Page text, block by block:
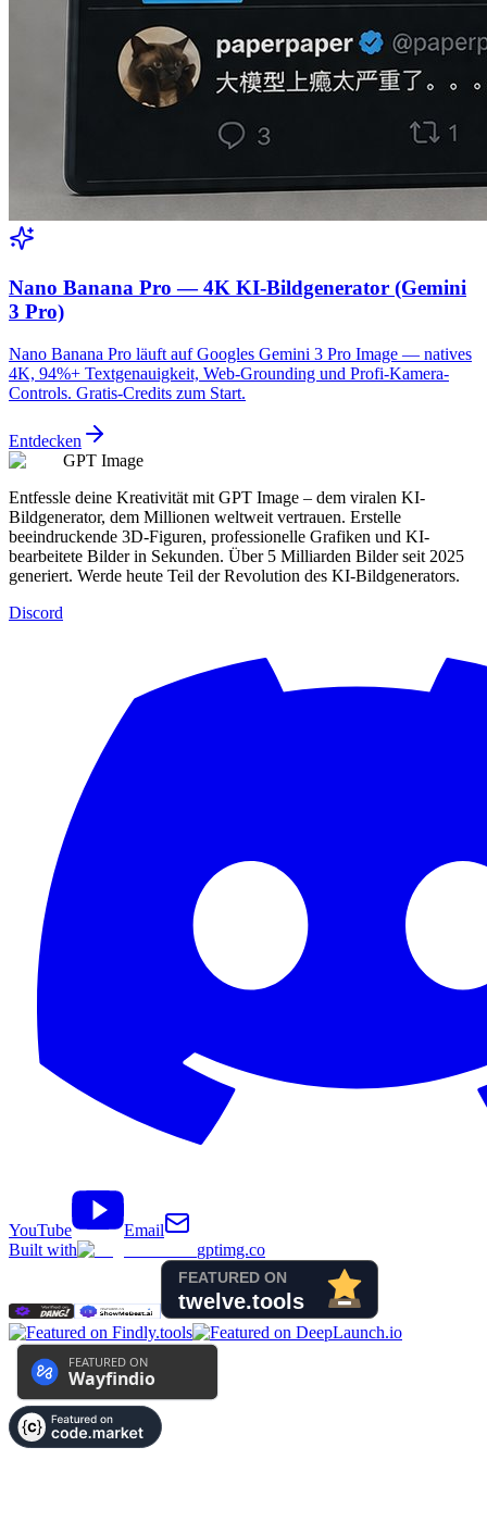
Nano Banana Pro — 4K KI-Bildgenerator (Gemini
3 Pro)
Nano Banana Pro läuft auf Googles Gemini 3 Pro Image — natives
4K, 94%+ Textgenauigkeit, Web-Grounding und Profi-Kamera-
Controls. Gratis-Credits zum Start.
Entdecken
GPT Image
Entfessle deine Kreativität mit GPT Image – dem viralen KI-
Bildgenerator, dem Millionen weltweit vertrauen. Erstelle
beeindruckende 3D-Figuren, professionelle Grafiken und KI-
bearbeitete Bilder in Sekunden. Über 5 Milliarden Bilder seit 2025
generiert. Werde heute Teil der Revolution des KI-Bildgenerators.
Discord
YouTube
Email
Built with
gptimg.co